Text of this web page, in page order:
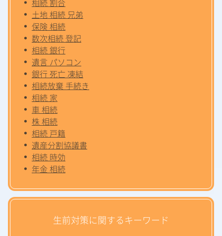
相続 割合
土地 相続 兄弟
保険 相続
数次相続 登記
相続 銀行
遺言 パソコン
銀行 死亡 凍結
相続放棄 手続き
相続 家
車 相続
株 相続
相続 戸籍
遺産分割協議書
相続 時効
年金 相続
生前対策に関するキーワード